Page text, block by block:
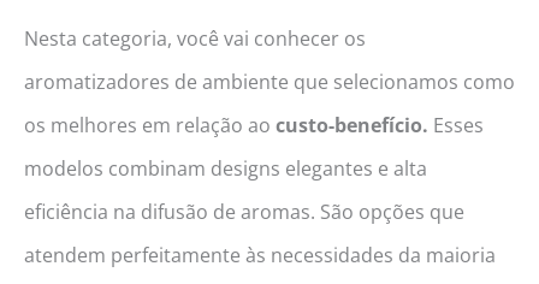
Nesta categoria, você vai conhecer os
aromatizadores de ambiente que selecionamos como
os melhores em relação ao custo-benefício. Esses
modelos combinam designs elegantes e alta
eficiência na difusão de aromas. São opções que
atendem perfeitamente às necessidades da maioria